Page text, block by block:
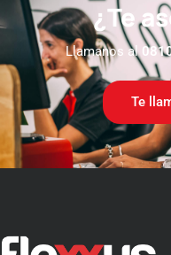
¿Te
Llamanos al
Te